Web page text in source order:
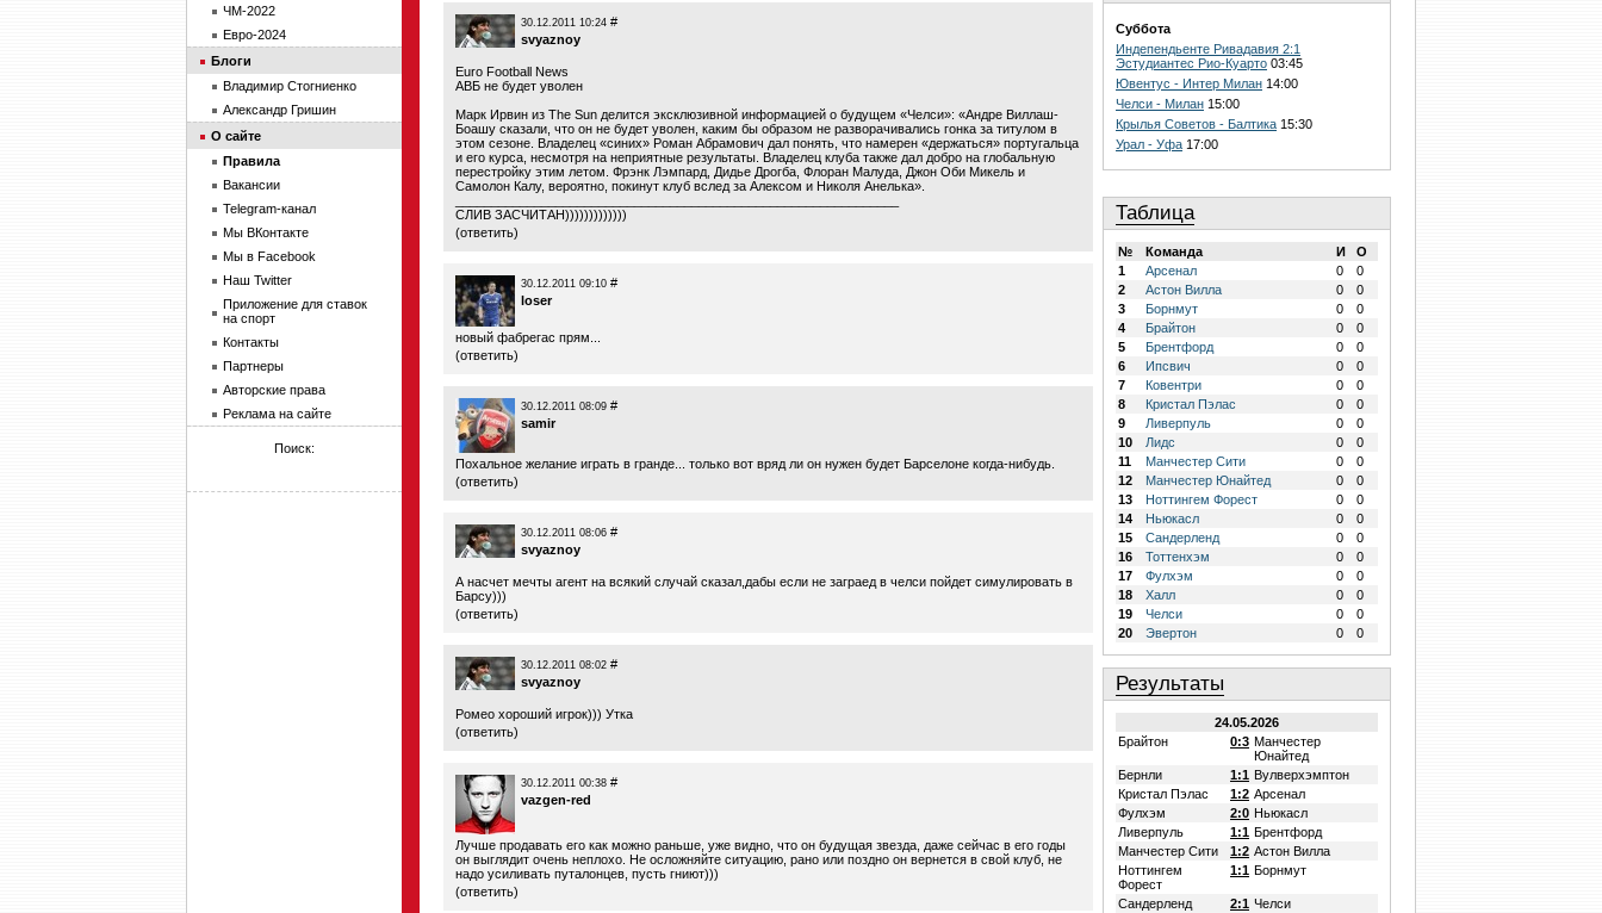
30.12.2011 10:24 #
svyaznoy
Euro Football News
АВБ не будет уволен
Марк Ирвин из The Sun делится эксклюзивной информацией о будущем «Челси»: «Андре Виллаш-
Боашу сказали, что он не будет уволен, каким бы образом не разворачивались гонка за титулом в
этом сезоне. Владелец «синих» Роман Абрамович дал понять, что намерен «держаться» португальца
и его курса, несмотря на неприятные результаты. Владелец клуба также дал добро на глобальную
перестройку этим летом. Фрэнк Лэмпард, Дидье Дрогба, Флоран Малуда, Джон Оби Микель и
Самолон Калу, вероятно, покинут клуб вслед за Алексом и Николя Анелька».
СЛИВ ЗАСЧИТАН)))))))))))))
(ответить)
30.12.2011 09:10 #
loser
новый фабрегас прям...
(ответить)
30.12.2011 08:09 #
samir
Похальное желание играть в гранде... только вот вряд ли он нужен будет Барселоне когда-нибудь.
(ответить)
30.12.2011 08:06 #
svyaznoy
А насчет мечты агент на всякий случай сказал,дабы если не заграед в челси пойдет симулировать в
Барсу)))
(ответить)
30.12.2011 08:02 #
svyaznoy
Ромео хороший игрок))) Утка
(ответить)
30.12.2011 00:38 #
vazgen-red
Лучше продавать его как можно раньше, уже видно, что он будущая звезда, даже сейчас в его годы
он выглядит очень неплохо. Не осложняйте ситуацию, рано или поздно он вернется в свой клуб, не
надо усиливать путалонцев, пусть гниют)))
(ответить)
Суббота
Индепендьенте Ривадавия 2:1
Эстудиантес Рио-Куарто 03:45
Ювентус - Интер Милан 14:00
Челси - Милан 15:00
Крылья Советов - Балтика 15:30
Урал - Уфа 17:00
Таблица
№ Команда И
О
1
Арсенал 0
0
2
Астон Вилла 0
0
3
Борнмут 0
0
4
Брайтон 0
0
5
Брентфорд 0
0
6
Ипсвич 0
0
7
Ковентри 0
0
8
Кристал Пэлас 0
0
9
Ливерпуль 0
0
10
Лидс 0
0
11
Манчестер Сити 0
0
12
Манчестер Юнайтед 0
0
13
Ноттингем Форест 0
0
14
Ньюкасл 0
0
15
Сандерленд 0
0
16
Тоттенхэм 0
0
17
Фулхэм 0
0
18
Халл 0
0
19
Челси 0
0
20
Эвертон 0 0
Результаты
24.05.2026
Брайтон
0:3 Манчестер
Юнайтед
Бернли
1:1 Вулверхэмптон
Кристал Пэлас
1:2 Арсенал
Фулхэм
2:0 Ньюкасл
Ливерпуль
1:1 Брентфорд
Манчестер Сити
1:2 Астон Вилла
Ноттингем
Форест
1:1 Борнмут
Сандерленд 2:1 Челси
ЧМ-2022
Евро-2024
Блоги
Владимир Стогниенко
Александр Гришин
О сайте
Правила
Вакансии
Telegram-канал
Мы ВКонтакте
Мы в Facebook
Наш Twitter
Приложение для ставок
на спорт
Контакты
Партнеры
Авторские права
Реклама на сайте
Поиск: